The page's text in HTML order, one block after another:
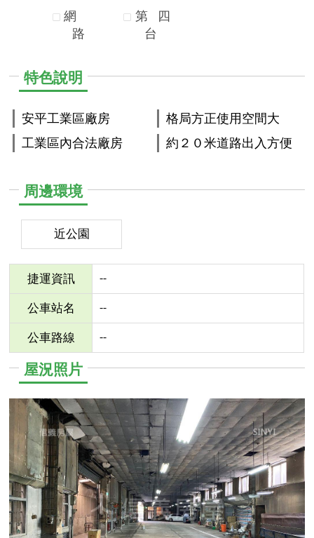
網
路
第
四
台
特色說明
安平工業區廠房
工業區內合法廠房
格局方正使用空間大
約２０米道路出入方便
周邊環境
近公園
捷運資訊 --
公車站名 --
公車路線 --
屋況照片